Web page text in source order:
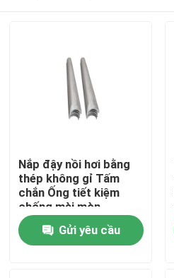
Nhà
Các sản phẩm
Nắp đậy nồi hơi bằng
thép không gỉ Tấm
chắn Ống tiết kiệm
chống mài mòn
Gửi yêu cầu